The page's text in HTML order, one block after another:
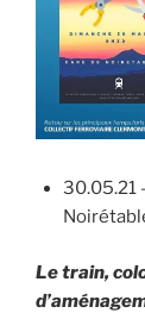
30.05.21
Le train,